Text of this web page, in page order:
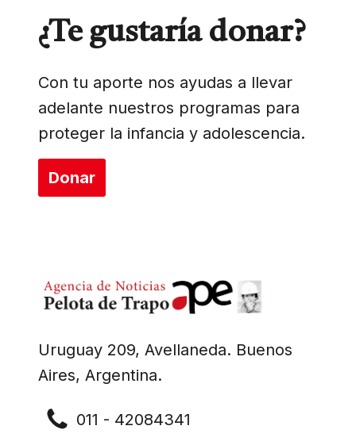
Uruguay 209, Avellaneda. Buenos
Aires, Argentina.
011 - 42084341
¿Te gustaría donar?
Con tu aporte nos ayudas a llevar
adelante nuestros programas para
proteger la infancia y adolescencia.
Donar